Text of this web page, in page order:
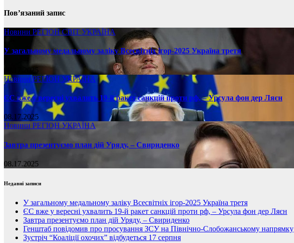
Пов’язаний запис
Новини РЕГІОНСВІТ УКРАЇНА
У загальному медальному заліку Всесвітніх ігор-2025 Україна третя
08.17.2025
НовиниРЕГІОН УКРАЇНА
ЄС вже у вересні ухвалить 19-й ракет санкцій проти рф, – Урсула фон дер Ляєн
08.17.2025
Новини РЕГІОН УКРАЇНА
Завтра презентуємо план дій Уряду, – Свириденко
08.17.2025
Недавні записи
У загальному медальному заліку Всесвітніх ігор-2025 Україна третя
ЄС вже у вересні ухвалить 19-й ракет санкцій проти рф, – Урсула фон дер Ляєн
Завтра презентуємо план дій Уряду, – Свириденко
Генштаб повідомив про просування ЗСУ на Північно-Слобожанському напрямку
Зустріч “Коаліції охочих” відбудеться 17 серпня